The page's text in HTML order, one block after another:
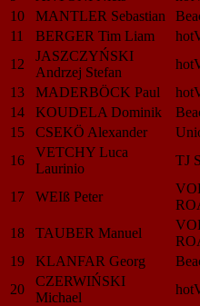
10
MANTLER Sebastian
11
BERGER Tim Liam
12
JASZCZYŃSKI
Andrzej Stefan
13
MADERBÖCK Paul
14
KOUDELA Dominik
15
CSEKÖ Alexander
16
VETCHY Luca
Laurinio
TJ
17 WEIß Peter
18 TAUBER Manuel
19
KLANFAR Georg
20
CZERWIŃSKI
Michael